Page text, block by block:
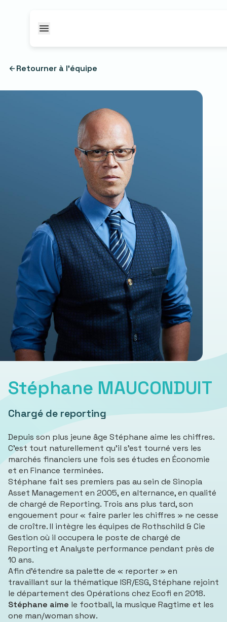
Retourner à l'équipe
Stéphane MAUCONDUIT
Chargé de reporting
Depuis son plus jeune âge Stéphane aime les chiffres.
C’est tout naturellement qu’il s’est tourné vers les
marchés financiers une fois ses études en Économie
et en Finance terminées.
Stéphane fait ses premiers pas au sein de Sinopia
Asset Management en 2005, en alternance, en qualité
de chargé de Reporting. Trois ans plus tard, son
engouement pour « faire parler les chiffres » ne cesse
de croître. Il intègre les équipes de Rothschild & Cie
Gestion où il occupera le poste de chargé de
Reporting et Analyste performance pendant près de
10 ans.
Afin d’étendre sa palette de « reporter » en
travaillant sur la thématique ISR/ESG, Stéphane rejoint
le département des Opérations chez Ecofi en 2018.
Stéphane aime le football, la musique Ragtime et les
one man/woman show.